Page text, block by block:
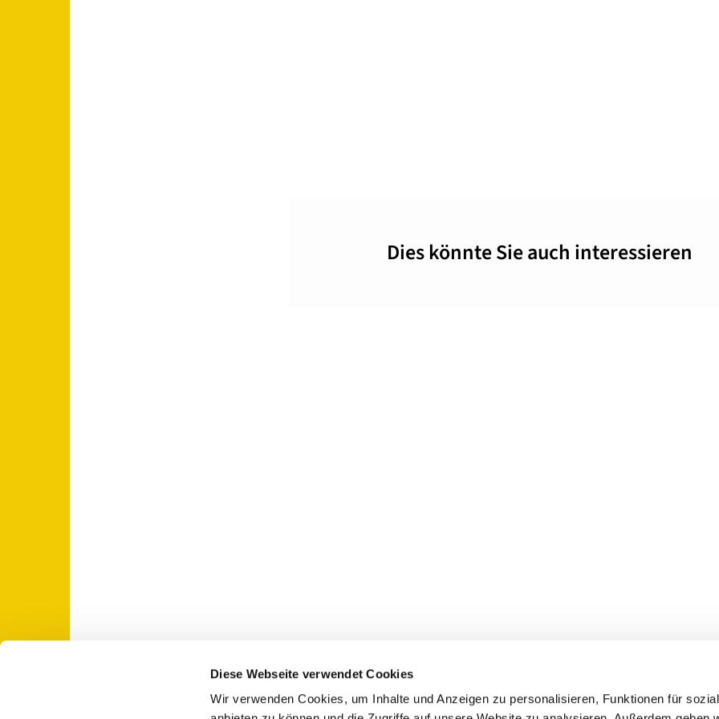
Diese Webseite verwendet Cookies
Wir verwenden Cookies, um Inhalte und Anzeigen zu personalisieren, Funktionen für
Dies könnte Sie auch interessieren
St. Otto: Katholische Kirche Usedom-Anklam-Greifswald · Bahnhofstr. 15, 17489 Greifswald+49